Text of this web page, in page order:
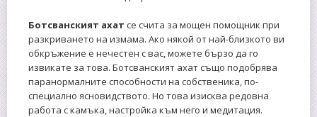
Ботсванският ахат се счита за мощен помощник при
разкриването на измама. Ако някой от най-близкото ви
обкръжение е нечестен с вас, можете бързо да го
извикате за това. Ботсванският ахат също подобрява
паранормалните способности на собственика, по-
специално ясновидството. Но това изисква редовна
работа с камъка, настройка към него и медитация.